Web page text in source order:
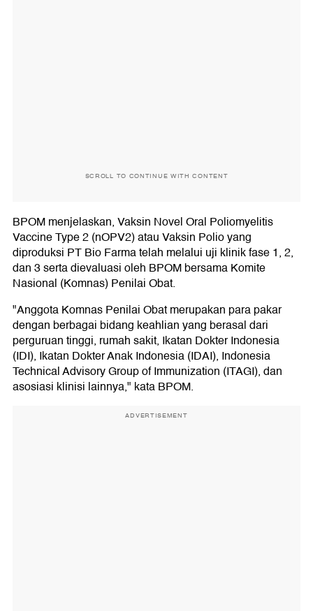
SCROLL TO CONTINUE WITH CONTENT
BPOM menjelaskan, Vaksin Novel Oral Poliomyelitis
Vaccine Type 2 (nOPV2) atau Vaksin Polio yang
diproduksi PT Bio Farma telah melalui uji klinik fase 1, 2,
dan 3 serta dievaluasi oleh BPOM bersama Komite
Nasional (Komnas) Penilai Obat.
"Anggota Komnas Penilai Obat merupakan para pakar
dengan berbagai bidang keahlian yang berasal dari
perguruan tinggi, rumah sakit, Ikatan Dokter Indonesia
(IDI), Ikatan Dokter Anak Indonesia (IDAI), Indonesia
Technical Advisory Group of Immunization (ITAGI), dan
asosiasi klinisi lainnya," kata BPOM.
ADVERTISEMENT